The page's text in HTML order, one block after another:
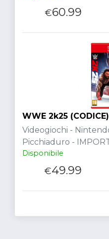
€60.99
WWE 2k25 (CODICE)
Videogiochi -
Picchiaduro -
Disponibile
€49.99